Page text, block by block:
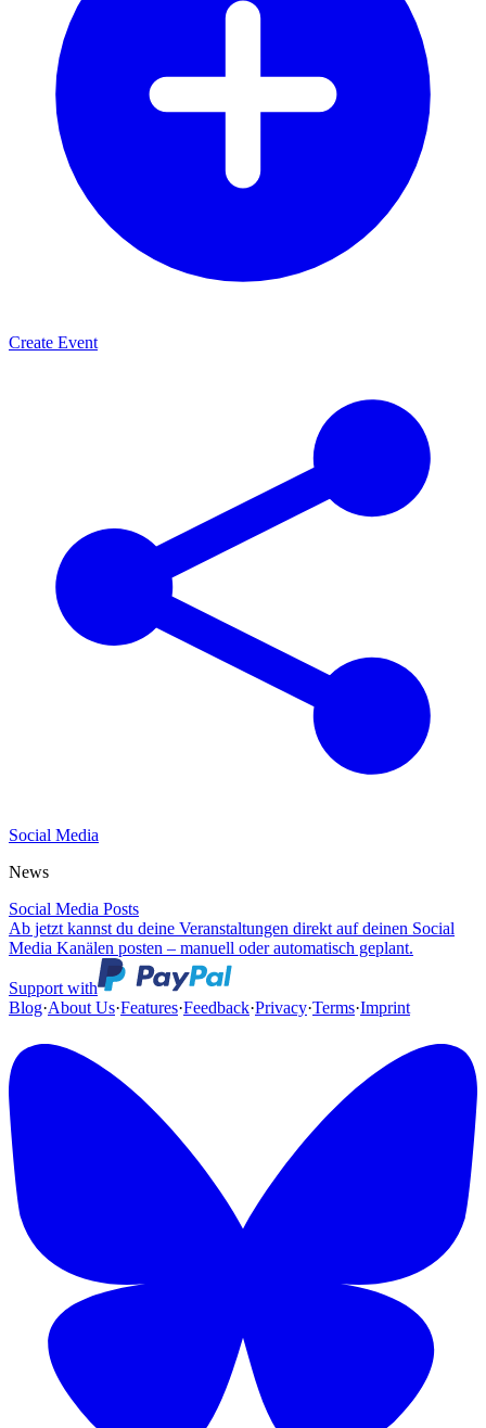
Create Event
Social Media
News
Social Media Posts
Ab jetzt kannst du deine Veranstaltungen direkt auf deinen Social
Media Kanälen posten – manuell oder automatisch geplant.
Support with
Blog·About Us·Features·Feedback·Privacy·Terms·Imprint